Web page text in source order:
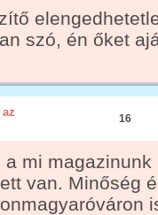
szó, én őket
16
mi
van. Minőség